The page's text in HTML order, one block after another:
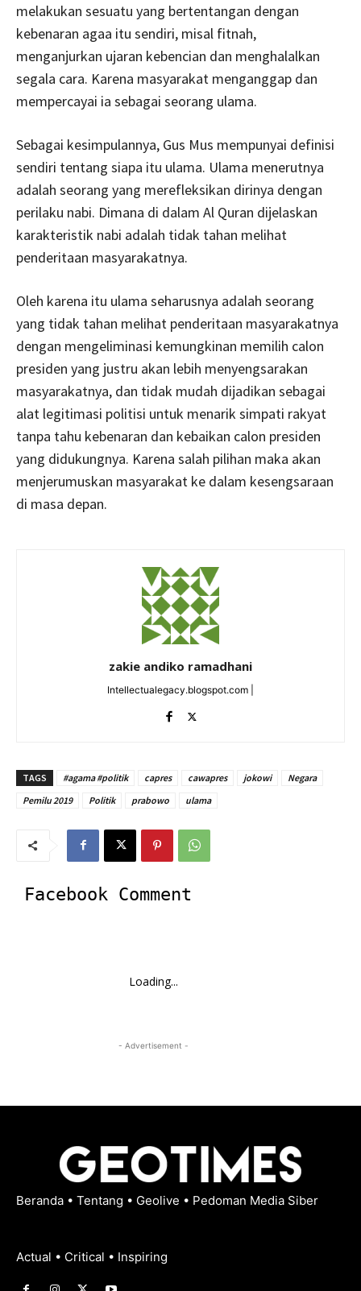
melakukan sesuatu yang bertentangan dengan
kebenaran agaa itu sendiri, misal fitnah,
menganjurkan ujaran kebencian dan menghalalkan
segala cara. Karena masyarakat menganggap dan
mempercayai ia sebagai seorang ulama.
Sebagai kesimpulannya, Gus Mus mempunyai definisi
sendiri tentang siapa itu ulama. Ulama menerutnya
adalah seorang yang merefleksikan dirinya dengan
perilaku nabi. Dimana di dalam Al Quran dijelaskan
karakteristik nabi adalah tidak tahan melihat
penderitaan masyarakatnya.
Oleh karena itu ulama seharusnya adalah seorang
yang tidak tahan melihat penderitaan masyarakatnya
dengan mengeliminasi kemungkinan memilih calon
presiden yang justru akan lebih menyengsarakan
masyarakatnya, dan tidak mudah dijadikan sebagai
alat legitimasi politisi untuk menarik simpati rakyat
tanpa tahu kebenaran dan kebaikan calon presiden
yang didukungnya. Karena salah pilihan maka akan
menjerumuskan masyarakat ke dalam kesengsaraan
di masa depan.
zakie andiko ramadhani
Intellectualegacy.blogspot.com |
TAGS #agama #politik capres cawapres jokowi
Negara
Pemilu 2019
Politik prabowo ulama
Facebook Comment
Loading...
- Advertisement -
Beranda • Tentang • Geolive • Pedoman Media Siber
Actual • Critical • Inspiring